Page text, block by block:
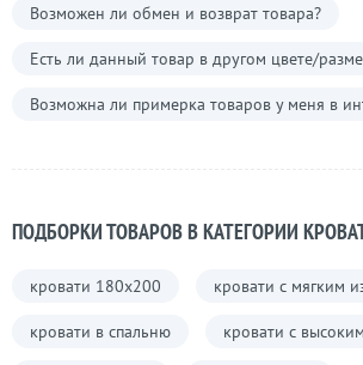
Возможен ли обмен и возврат товара?
Есть ли данный товар в другом цвете/
Возможна ли примерка товаров у меня в
ПОДБОРКИ ТОВАРОВ В КАТЕГОРИИ
кровати 180х200 кровати с мягким
кровати в спальню кровати с